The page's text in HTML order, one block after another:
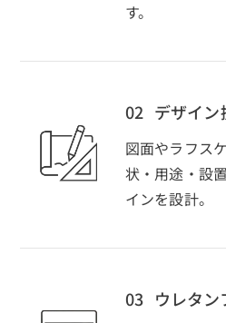
す。
02 デザイン
図面やラフス
状・用途・設
インを設計。
03 ウレタン